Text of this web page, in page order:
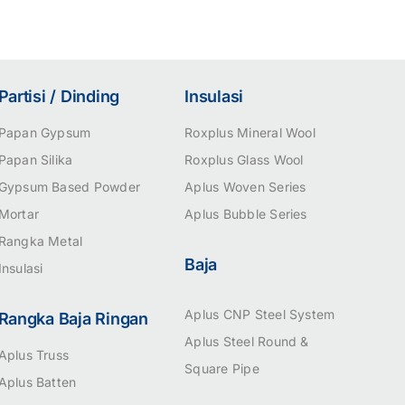
Partisi / Dinding
Papan Gypsum
Papan Silika
Gypsum Based Powder
Mortar
Rangka Metal
Insulasi
Rangka Baja Ringan
Aplus Truss
Aplus Batten
Insulasi
Roxplus Mineral Wool
Roxplus Glass Wool
Aplus Woven Series
Aplus Bubble Series
Baja
Aplus CNP Steel System
Aplus Steel Round &
Square Pipe